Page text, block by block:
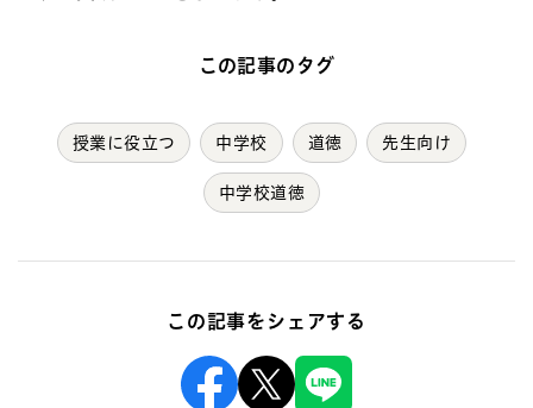
この記事のタグ
授業に役立つ 中学校 道徳 先生向け
中学校道徳
この記事をシェアする